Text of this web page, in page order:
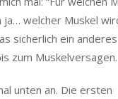
ja… welcher Muskel
sicherlich ein
zum Muskelversagen.
unten an. Die ersten